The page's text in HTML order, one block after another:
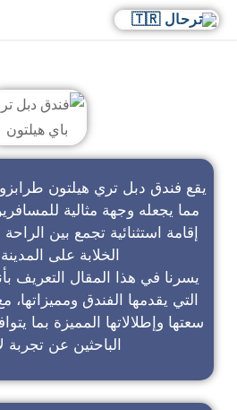
يقع فندق دبل تري هيلتون
مما يجعله وجهة مثالية
إقامة استثنائية تجمع بين
الخلابة على
يسرنا في هذا المقال التعريف
التي يقدمها الفندق
سعتها وإطلالاتها المميزة بما
الباحثين عن تجربة